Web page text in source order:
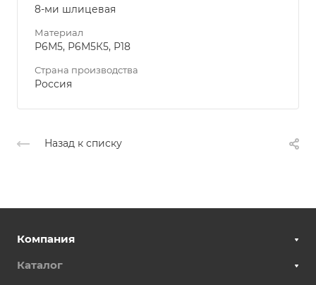
8-ми шлицевая
Материал
Р6М5, Р6М5К5, Р18
Страна производства
Россия
Назад к списку
Компания
Каталог